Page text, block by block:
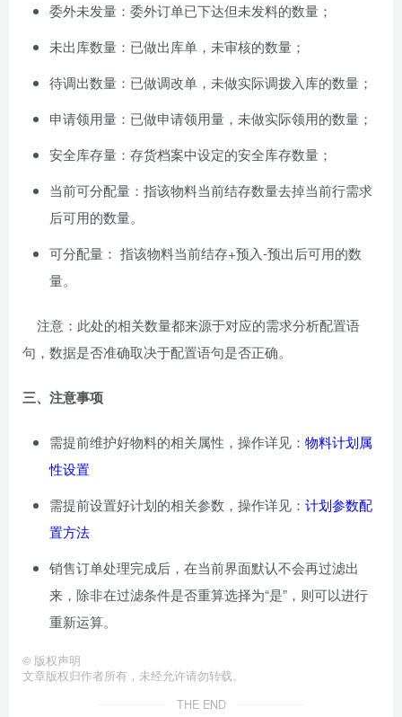
委外未发量：委外订单已下达但未发料的数量；
未出库数量：已做出库单，未审核的数量；
待调出数量：已做调改单，未做实际调拨入库的数量；
申请领用量：已做申请领用量，未做实际领用的数量；
安全库存量：存货档案中设定的安全库存数量；
当前可分配量：指该物料当前结存数量去掉当前行需求
后可用的数量。
可分配量： 指该物料当前结存+预入-预出后可用的数
量。
注意：此处的相关数量都来源于对应的需求分析配置语
句，数据是否准确取决于配置语句是否正确。
三、注意事项
需提前维护好物料的相关属性，操作详见： 物料计划属
性设置
需提前设置好计划的相关参数，操作详见： 计划参数配
置方法
销售订单处理完成后，在当前界面默认不会再过滤出
来，除非在过滤条件是否重算选择为“是”，则可以进行
重新运算。
© 版权声明
文章版权归作者所有，未经允许请勿转载。
THE END